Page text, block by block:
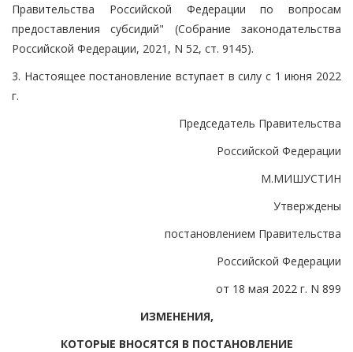
Правительства Российской Федерации по вопросам
предоставления субсидий" (Собрание законодательства
Российской Федерации, 2021, N 52, ст. 9145).
3. Настоящее постановление вступает в силу с 1 июня 2022
г.
Председатель Правительства
Российской Федерации
М.МИШУСТИН
Утверждены
постановлением Правительства
Российской Федерации
от 18 мая 2022 г. N 899
ИЗМЕНЕНИЯ,
КОТОРЫЕ ВНОСЯТСЯ В ПОСТАНОВЛЕНИЕ